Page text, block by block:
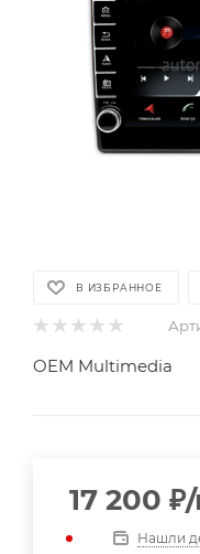
В ИЗБРАННОЕ
OEM Multimedia
17 200 ₽
Нашли